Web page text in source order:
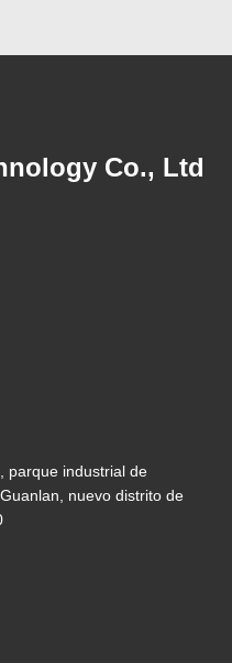
Co., Ltd
parque industrial de
nuevo distrito de